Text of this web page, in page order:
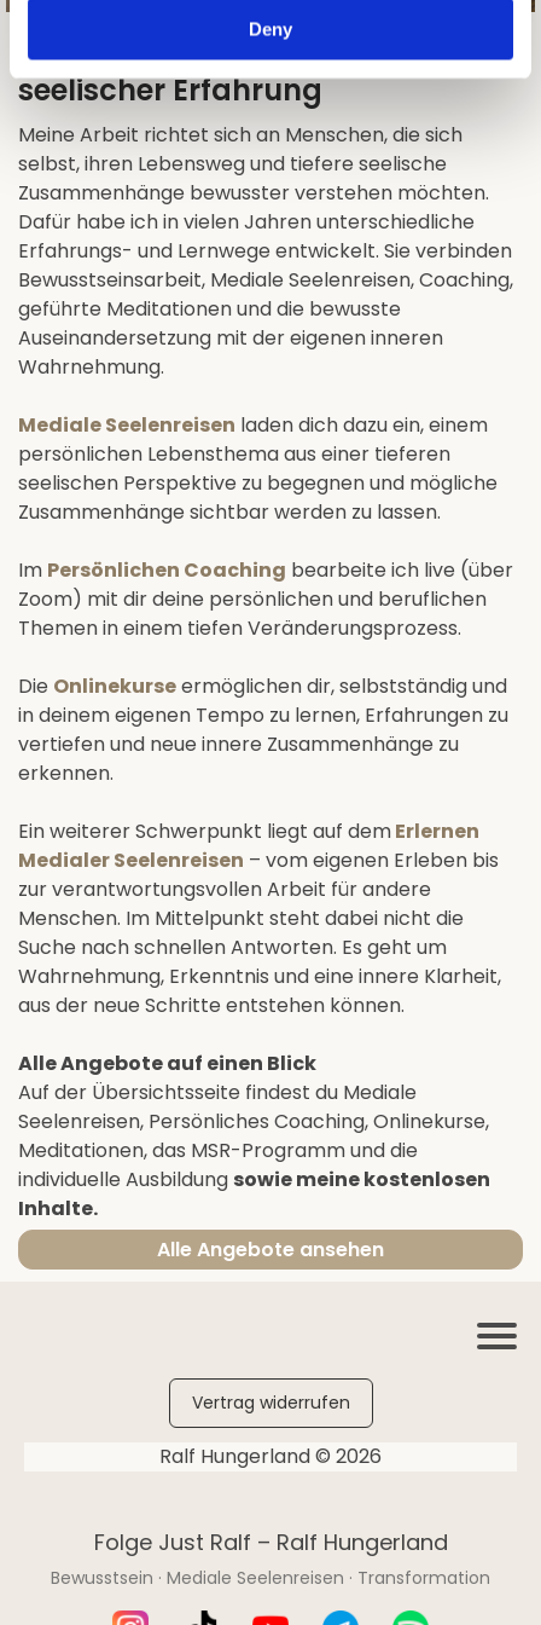
Deny
Wege zu innerer Klarheit und
seelischer Erfahrung
Meine Arbeit richtet sich an Menschen, die sich
selbst, ihren Lebensweg und tiefere seelische
Zusammenhänge bewusster verstehen möchten.
Dafür habe ich in vielen Jahren unterschiedliche
Erfahrungs- und Lernwege entwickelt. Sie verbinden
Bewusstseinsarbeit, Mediale Seelenreisen, Coaching,
geführte Meditationen und die bewusste
Auseinandersetzung mit der eigenen inneren
Wahrnehmung.
Mediale Seelenreisen laden dich dazu ein, einem
persönlichen Lebensthema aus einer tieferen
seelischen Perspektive zu begegnen und mögliche
Zusammenhänge sichtbar werden zu lassen.
Im Persönlichen Coaching bearbeite ich live (über
Zoom) mit dir deine persönlichen und beruflichen
Themen in einem tiefen Veränderungsprozess.
Die Onlinekurseermöglichen dir, selbstständig und
in deinem eigenen Tempo zu lernen, Erfahrungen zu
vertiefen und neue innere Zusammenhänge zu
erkennen.
Ein weiterer Schwerpunkt liegt auf demErlernen
Medialer Seelenreisen – vom eigenen Erleben bis
zur verantwortungsvollen Arbeit für andere
Menschen. Im Mittelpunkt steht dabei nicht die
Suche nach schnellen Antworten. Es geht um
Wahrnehmung, Erkenntnis und eine innere Klarheit,
aus der neue Schritte entstehen können.
Alle Angebote auf einen Blick
Auf der Übersichtsseite findest du Mediale
Seelenreisen, Persönliches Coaching, Onlinekurse,
Meditationen, das MSR-Programm und die
individuelle Ausbildung sowie meine kostenlosen
Inhalte.
Alle Angebote ansehen
Vertrag widerrufen
Ralf Hungerland © 2026
Folge Just Ralf – Ralf Hungerland
Bewusstsein · Mediale Seelenreisen · Transformation